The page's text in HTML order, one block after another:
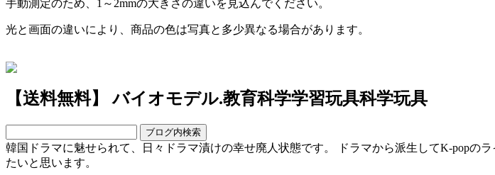
手動測定のため、1～2mmの大きさの違いを見込んでください。
光と画面の違いにより、商品の色は写真と多少異なる場合があります。
【送料無料】 バイオモデル.教育科学学習玩具科学玩具
韓国ドラマに魅せられて、日々ドラマ漬けの幸せ廃人状態です。 ドラマから派生してK-popの
たいと思います。